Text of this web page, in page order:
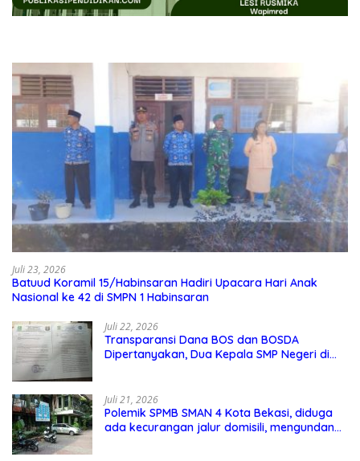
Juli 23, 2026
Batuud Koramil 15/Habinsaran Hadiri Upacara Hari Anak
Nasional ke 42 di SMPN 1 Habinsaran
Juli 22, 2026
Transparansi Dana BOS dan BOSDA
Dipertanyakan, Dua Kepala SMP Negeri di
Juli 21, 2026
Polemik SPMB SMAN 4 Kota Bekasi, diduga
ada kecurangan jalur domisili, mengundang